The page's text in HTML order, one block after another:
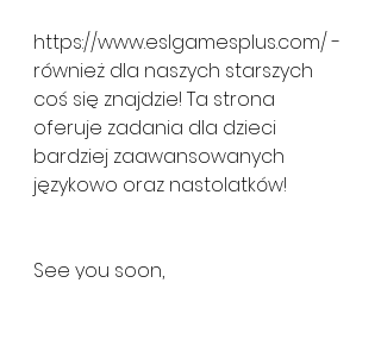
https://www.eslgamesplus.com/ -
również dla naszych starszych
coś się znajdzie! Ta strona
oferuje zadania dla dzieci
bardziej zaawansowanych
językowo oraz nastolatków!
See you soon,